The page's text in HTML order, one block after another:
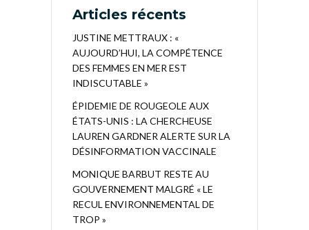
Articles récents
JUSTINE METTRAUX : «
AUJOURD’HUI, LA COMPÉTENCE
DES FEMMES EN MER EST
INDISCUTABLE »
ÉPIDEMIE DE ROUGEOLE AUX
ÉTATS-UNIS : LA CHERCHEUSE
LAUREN GARDNER ALERTE SUR LA
DÉSINFORMATION VACCINALE
MONIQUE BARBUT RESTE AU
GOUVERNEMENT MALGRÉ « LE
RECUL ENVIRONNEMENTAL DE
TROP »